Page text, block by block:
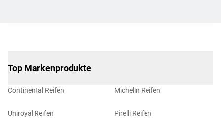
Top Markenprodukte
Continental Reifen
Uniroyal Reifen
Michelin Reifen
Pirelli Reifen